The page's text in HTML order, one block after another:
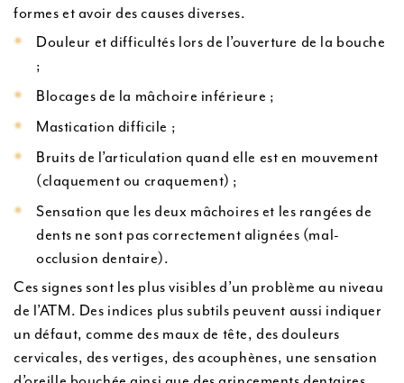
formes et avoir des causes diverses.
Douleur et difficultés lors de l’ouverture de la bouche
;
Blocages de la mâchoire inférieure ;
Mastication difficile ;
Bruits de l’articulation quand elle est en mouvement
(claquement ou craquement) ;
Sensation que les deux mâchoires et les rangées de
dents ne sont pas correctement alignées (mal-
occlusion dentaire).
Ces signes sont les plus visibles d’un problème au niveau
de l’ATM. Des indices plus subtils peuvent aussi indiquer
un défaut, comme des maux de tête, des douleurs
cervicales, des vertiges, des acouphènes, une sensation